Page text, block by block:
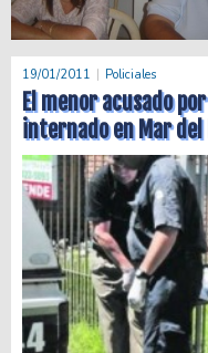
19/01/2011 Policiales
El menor acusado
internado en Mar del